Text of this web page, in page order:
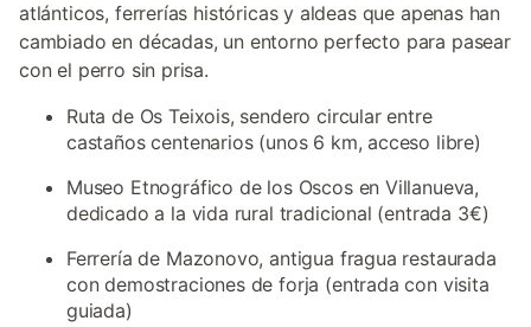
atlánticos, ferrerías históricas y aldeas que apenas han
cambiado en décadas, un entorno perfecto para pasear
con el perro sin prisa.
Ruta de Os Teixois, sendero circular entre
castaños centenarios (unos 6 km, acceso libre)
Museo Etnográfico de los Oscos en Villanueva,
dedicado a la vida rural tradicional (entrada 3€)
Ferrería de Mazonovo, antigua fragua restaurada
con demostraciones de forja (entrada con visita
guiada)